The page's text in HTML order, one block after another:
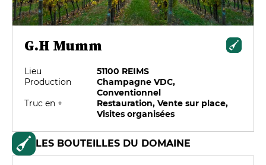
G.H Mumm
Lieu
51100 REIMS
Production
Champagne VDC,
Conventionnel
Truc en +
Restauration, Vente sur place,
Visites organisées
LES BOUTEILLES DU DOMAINE